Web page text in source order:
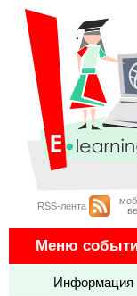
RSS-лента
Меню
Информация